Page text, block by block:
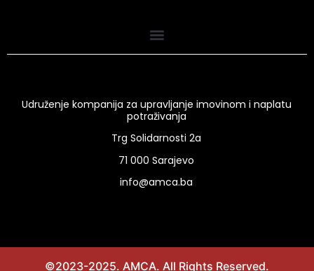
Udruženje kompanija za upravljanje imovinom i naplatu
potraživanja
Trg Solidarnosti 2a
71 000 Sarajevo
info@amca.ba
©2023-2025. AMCA. All Rights Reserved.